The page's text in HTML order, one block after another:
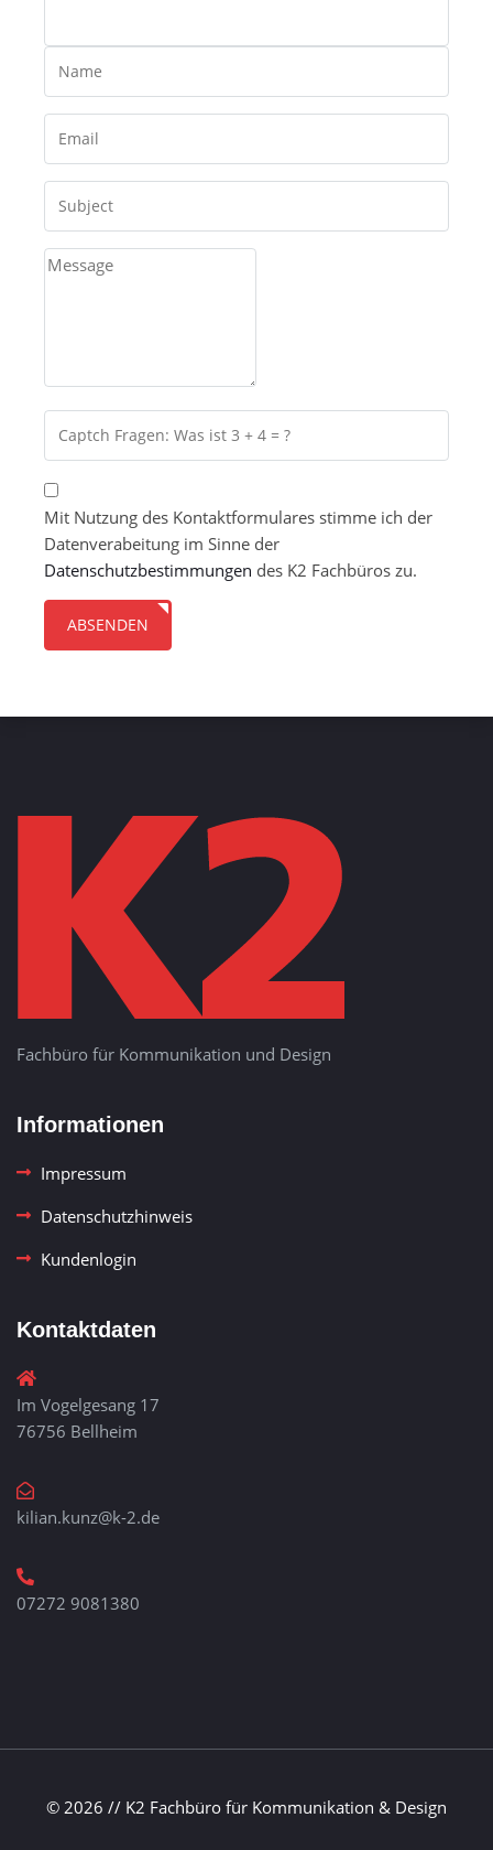
Mit Nutzung des Kontaktformulares stimme ich der
Datenverabeitung im Sinne der
Datenschutzbestimmungen des K2 Fachbüros zu.
ABSENDEN
Fachbüro für Kommunikation und Design
Informationen
Impressum
Datenschutzhinweis
Kundenlogin
Kontaktdaten
Im Vogelgesang 17
76756 Bellheim
kilian.kunz@k-2.de
07272 9081380
© 2026 // K2 Fachbüro für Kommunikation & Design